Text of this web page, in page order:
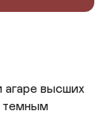
агаре высших
темным